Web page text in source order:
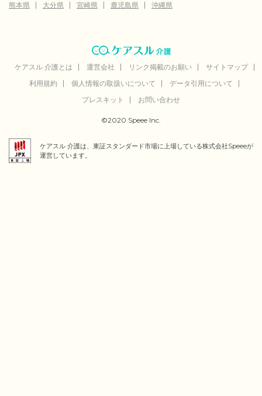
熊本県
大分県 宮崎県 鹿児島県 沖縄県
ケアスル 介護とは 運営会社 リンク掲載のお願い
サイトマップ
利用規約
個人情報の取扱いについて
データ引用について
プレスキット
お問い合わせ
©2020 Speee Inc.
ケアスル 介護は、東証スタンダード市場に上場している株式会社Speeeが
運営しています。